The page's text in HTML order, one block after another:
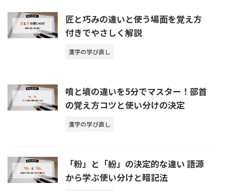
匠と巧みの違いと使う場面を覚え方
付きでやさしく解説
漢字の学び直し
噴と墳の違いを5分でマスター！部首
の覚え方コツと使い分けの決定
漢字の学び直し
「粉」と「紛」の決定的な違い 語源
から学ぶ使い分けと暗記法